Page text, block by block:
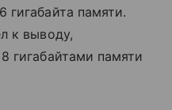
гигабайта памяти.
к выводу,
гигабайтами памяти